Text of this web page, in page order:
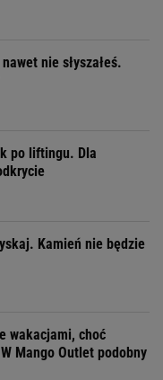
nie słyszałeś.
po liftingu. Dla
Kamień nie będzie
wakacjami, choć
Mango Outlet podobny